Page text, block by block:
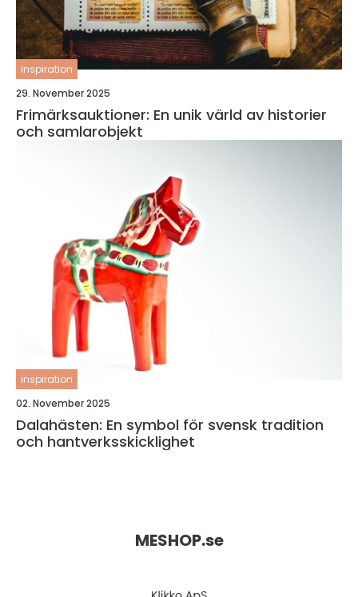
inspiration
29. November 2025
Frimärksauktioner: En unik värld av historier
och samlarobjekt
inspiration
02. November 2025
Dalahästen: En symbol för svensk tradition
och hantverksskicklighet
MESHOP.se